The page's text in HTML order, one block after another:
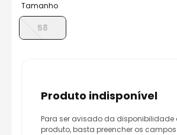
9º capacete ls2
race tech
Tamanho
58
produto indisponível
Para ser avisado da disponibilidade
produto, basta preencher os